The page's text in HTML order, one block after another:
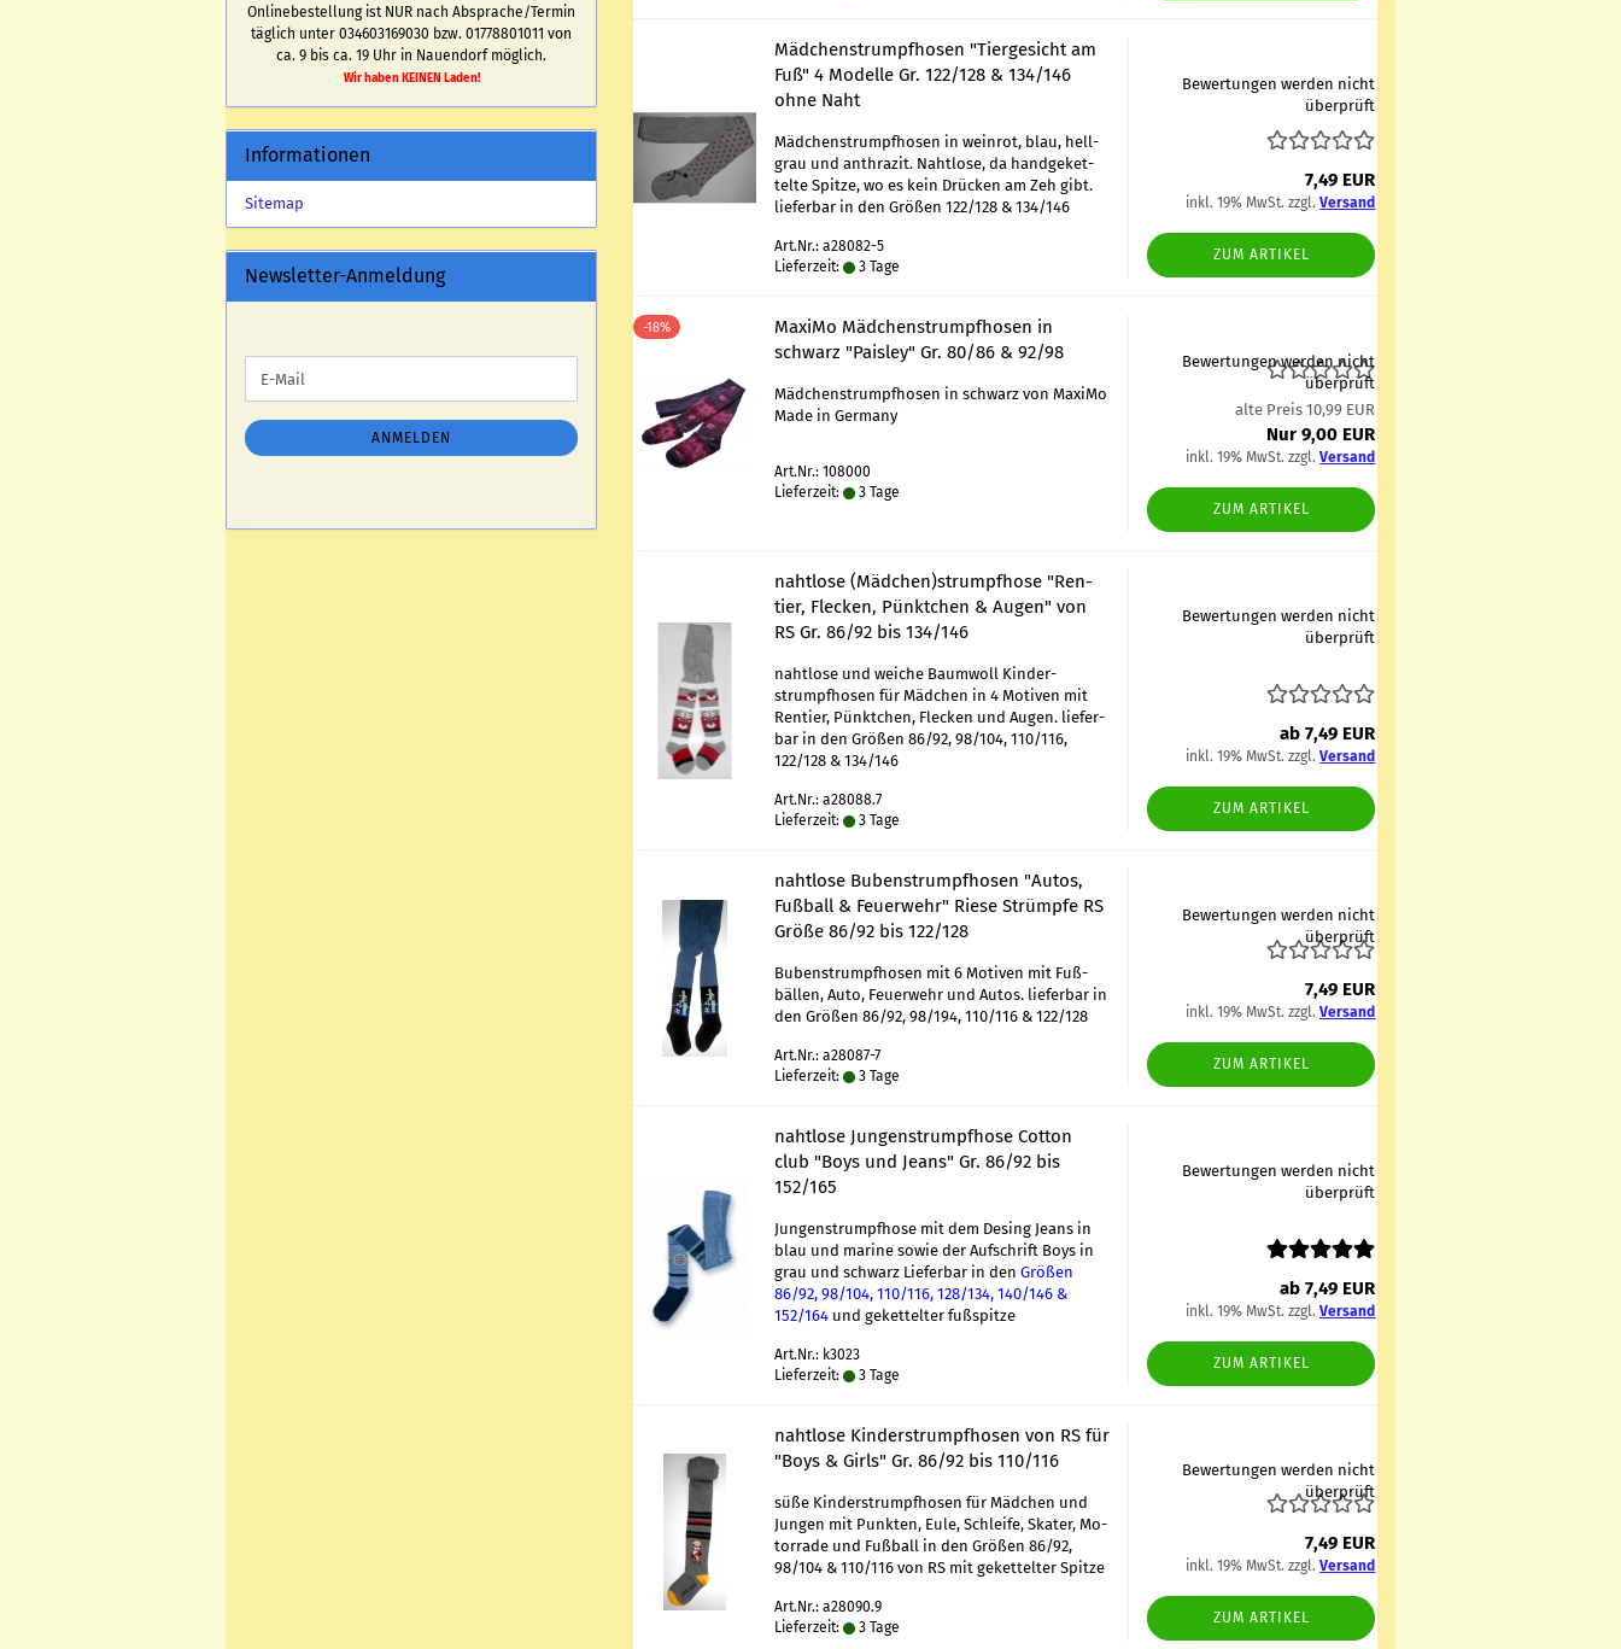
Mäd­chen­strumpf­ho­sen "Tier­ge­sicht am
Fuß" 4 Mo­del­le Gr. 122/128 & 134/146
ohne Naht
Mäd­chen­strumpf­ho­sen in wein­rot, blau, hell­
grau und an­thra­zit. Naht­lo­se, da hand­ge­ket­
tel­te Spit­ze, wo es kein Drü­cken am Zeh gibt.
lie­fer­bar in den Grö­ßen 122/128 & 134/146
Art.Nr.: a28082-5
Lieferzeit:
3 Tage
Bewertungen werden nicht
überprüft
7,49 EUR
inkl. 19% MwSt. zzgl.Versand
ZUM ARTIKEL
-18%
Ma­xi­Mo Mäd­chen­strumpf­ho­sen in
schwarz "Pais­ley" Gr. 80/86 & 92/98
Mäd­chen­strumpf­ho­sen in schwarz von Ma­xi­Mo
Made in Ger­ma­ny
Art.Nr.: 108000
Lieferzeit:
3 Tage
Bewertungen werden nicht
überprüft
alte Preis 10,99 EUR
Nur 9,00 EUR
inkl. 19% MwSt. zzgl.Versand
ZUM ARTIKEL
naht­lo­se (Mäd­chen)strumpf­ho­se "Ren­
tier, Fle­cken, Pünkt­chen & Augen" von
RS Gr. 86/92 bis 134/146
naht­lo­se und wei­che Baum­woll Kin­der­
strumpf­ho­sen für Mäd­chen in 4 Mo­ti­ven mit
Ren­tier, Pünkt­chen, Fle­cken und Augen. lie­fer­
bar in den Grö­ßen 86/92, 98/104, 110/116,
122/128 & 134/146
Art.Nr.: a28088.7
Lieferzeit:
3 Tage
Bewertungen werden nicht
überprüft
ab 7,49 EUR
inkl. 19% MwSt. zzgl.Versand
ZUM ARTIKEL
naht­lo­se Bu­ben­strumpf­ho­sen "Autos,
Fuß­ball & Feu­er­wehr" Riese Strümp­fe RS
Größe 86/92 bis 122/128
Bu­ben­strumpf­ho­sen mit 6 Mo­ti­ven mit Fuß­
bäl­len, Auto, Feu­er­wehr und Autos. lie­fer­bar in
den Grö­ßen 86/92, 98/194, 110/116 & 122/128
Art.Nr.: a28087-7
Lieferzeit:
3 Tage
Bewertungen werden nicht
überprüft
7,49 EUR
inkl. 19% MwSt. zzgl.Versand
ZUM ARTIKEL
naht­lo­se Jun­gen­strumpf­ho­se Cot­ton
club "Boys und Jeans" Gr. 86/92 bis
152/165
Jun­gen­strumpf­ho­se mit dem Desing Jeans in
blau und ma­ri­ne sowie der Auf­schrift Boys in
grau und schwarz Lie­fer­bar in denGrö­ßen
86/92, 98/104, 110/116, 128/134, 140/146 &
152/164 und ge­ket­tel­ter fuß­spit­ze
Art.Nr.: k3023
Lieferzeit:
3 Tage
Bewertungen werden nicht
überprüft
ab 7,49 EUR
inkl. 19% MwSt. zzgl.Versand
ZUM ARTIKEL
naht­lo­se Kin­der­strumpf­ho­sen von RS für
"Boys & Girls" Gr. 86/92 bis 110/116
süße Kin­der­strumpf­ho­sen für Mäd­chen und
Jun­gen mit Punk­ten, Eule, Schlei­fe, Ska­ter, Mo­
tor­ra­de und Fuß­ball in den Grö­ßen 86/92,
98/104 & 110/116 von RS mit ge­ket­tel­ter Spit­ze
Art.Nr.: a28090.9
Lieferzeit:
3 Tage
Bewertungen werden nicht
überprüft
7,49 EUR
inkl. 19% MwSt. zzgl.Versand
ZUM ARTIKEL
Onlinebestellung ist NUR nach Absprache/Termin
täglich unter 034603169030 bzw. 01778801011 von
ca. 9 bis ca. 19 Uhr in Nauendorf möglich.
Wir haben KEINEN Laden!
Informationen
Sitemap
Newsletter-Anmeldung
ZUR
ANMELDUNG
E-
Mail
ANMELDEN